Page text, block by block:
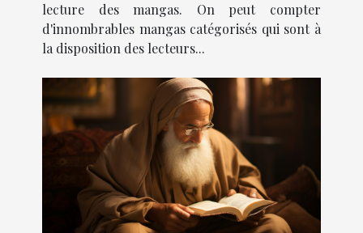
lecture des mangas. On peut compter
d'innombrables mangas catégorisés qui sont à
la disposition des lecteurs...